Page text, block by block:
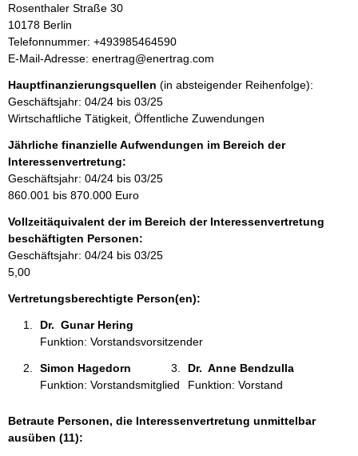
n
f
o
r
m
a
t
o
n
e
n
:
A
d
r
e
s
e
Rosenthaler Straße 30
10178 Berlin
K
o
t
a
k
t
i
n
f
r
m
a
t
i
Telefonnummer: +493985464590
E-Mail-Adresse: enertrag@enertrag.com
Hauptfinanzierungsquellen (in absteigender Reihenfolge):
Geschäftsjahr: 04/24 bis 03/25
Wirtschaftliche Tätigkeit, Öffentliche Zuwendungen
Jährliche finanzielle Aufwendungen im Bereich der
Interessenvertretung:
Geschäftsjahr: 04/24 bis 03/25
860.001 bis 870.000 Euro
Vollzeitäquivalent der im Bereich der Interessenvertretung
beschäftigten Personen:
Geschäftsjahr: 04/24 bis 03/25
5,00
Vertretungsberechtigte Person(en):
Dr.  Gunar Hering
Funktion: Vorstandsvorsitzender
Simon Hagedorn
Funktion: Vorstandsmitglied
Dr.  Anne Bendzulla
Funktion: Vorstand
Betraute Personen, die Interessenvertretung unmittelbar
ausüben (11):